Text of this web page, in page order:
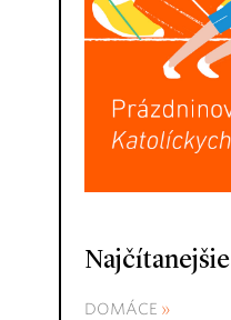
Najčítanejšie
DOMÁCE